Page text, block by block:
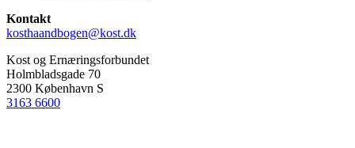
Kontakt
kosthaandbogen@kost.dk
Kost og Ernæringsforbundet
Holmbladsgade 70
2300 København S
3163 6600